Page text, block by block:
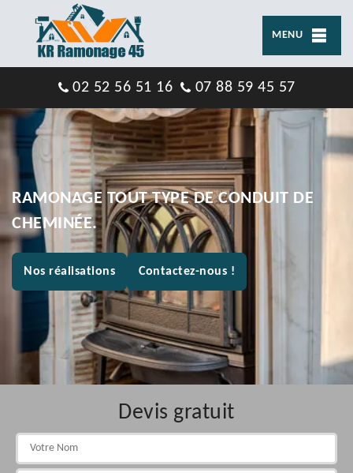
MENU
02 52 56 51 16 07 88 59 45 57
RAMONAGE TOUT TYPE DE CONDUIT DE
CHEMINÉE.
Nos réalisations Contactez-nous !
Devis gratuit